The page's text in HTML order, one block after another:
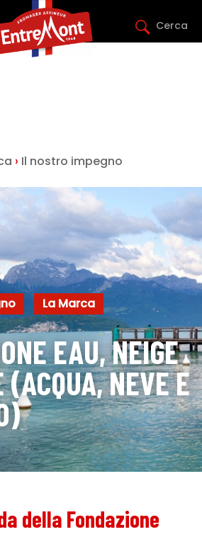
Cerca
› Il nostro impegno
La Marca
EAU, NEIGE
NEVE E
della Fondazione